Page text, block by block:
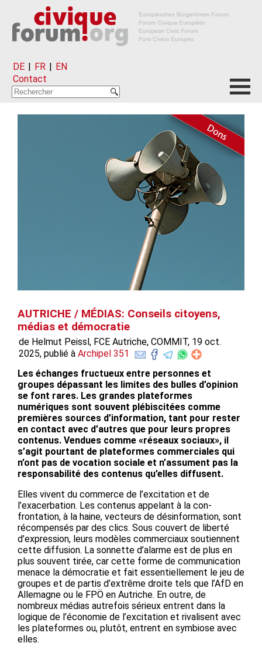
DE | FR | EN
Contact
AUTRICHE / MÉDIAS: Conseils citoyens,
médias et démocratie
de Helmut Peissl, FCE Autriche, COMMIT, 19 oct.
2025, publié à Archipel 351
Les échanges fructueux entre personnes et
groupes dépassant les limites des bulles d’opinion
se font rares. Les grandes plateformes
numériques sont souvent plébiscitées comme
premières sources d’information, tant pour rester
en contact avec d’autres que pour leurs propres
contenus. Vendues comme «réseaux sociaux», il
s’agit pourtant de plateformes commerciales qui
n’ont pas de vocation sociale et n’assument pas la
responsabilité des contenus qu’elles diffusent.
Elles vivent du commerce de l’excitation et de
l’exacerbation. Les contenus appelant à la con-
frontation, à la haine, vecteurs de désinformation, sont
récompensés par des clics. Sous couvert de liberté
d’expression, leurs modèles commerciaux soutiennent
cette diffusion. La sonnette d’alarme est de plus en
plus souvent tirée, car cette forme de communication
menace la démocratie et fait essentiellement le jeu de
groupes et de partis d’extrême droite tels que l’AfD en
Allemagne ou le FPÖ en Autriche. En outre, de
nombreux médias autrefois sérieux entrent dans la
logique de l’économie de l’excitation et rivalisent avec
les plateformes ou, plutôt, entrent en symbiose avec
elles.